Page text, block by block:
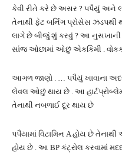
કેવી રીતે કરે છે અસર ? પપૈયું અને
તેનાથી ફેટ બર્નિગ પ્રોસેસ
લાગે છે બીજું શું કરવું ? આ નુસખાની
સાંજ ઓછામાં ઓછું એકકિમી .
આગળ જાણો . … પપૈયું ખાવાના
લેવલ ઓછું થાય છે . આ
તેનાથી નબળાઈ દૂર થાય છે
પપૈયામાં વિટામિન A હોય છે
હોય છે . આ BP કંટ્રોલ કરવામાં